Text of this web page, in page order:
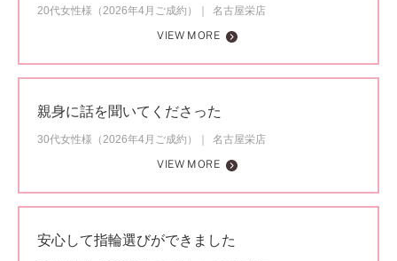
20代女性様（2026年4月ご成約）
名古屋栄店
VIEW MORE
親身に話を聞いてくださった
30代女性様（2026年4月ご成約）
名古屋栄店
VIEW MORE
安心して指輪選びができました